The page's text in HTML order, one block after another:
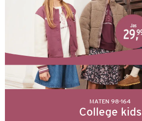
MATEN 98-164
College kids